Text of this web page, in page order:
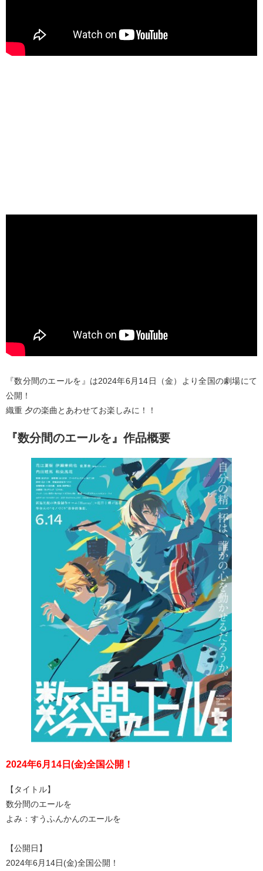
『数分間のエールを』は2024年6月14日（金）より全国の劇場にて
公開！
織重 夕の楽曲とあわせてお楽しみに！！
『数分間のエールを』作品概要
2024年6月14日(金)全国公開！
【タイトル】
数分間のエールを
よみ：すうふんかんのエールを
【公開日】
2024年6月14日(金)全国公開！